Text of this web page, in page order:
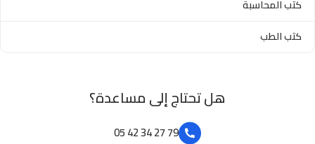
كتب المحاسبة
كتب الطب
هل تحتاج إلى مساعدة؟
79 27 34 42 05